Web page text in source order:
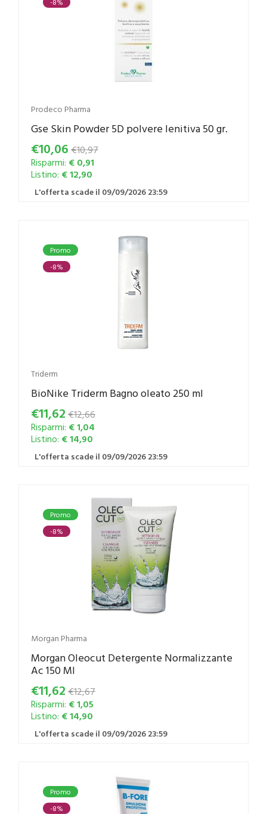
Prodeco Pharma
Gse Skin Powder 5D polvere lenitiva 50 gr.
€10,06 €10,97
Risparmi: € 0,91
Listino: € 12,90
L'offerta scade il 09/09/2026 23:59
Promo
-8%
Triderm
BioNike Triderm Bagno oleato 250 ml
€11,62 €12,66
Risparmi: € 1,04
Listino: € 14,90
L'offerta scade il 09/09/2026 23:59
Promo
-8%
Morgan Pharma
Morgan Oleocut Detergente Normalizzante
Ac 150 Ml
€11,62 €12,67
Risparmi: € 1,05
Listino: € 14,90
L'offerta scade il 09/09/2026 23:59
Promo
-8%